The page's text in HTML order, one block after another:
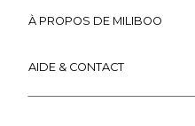
À PROPOS DE MILIBOO
AIDE & CONTACT